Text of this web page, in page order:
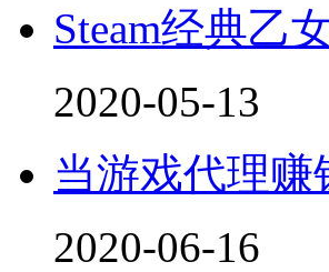
Steam经典乙
2020-05-13
当游戏代理赚
2020-06-16